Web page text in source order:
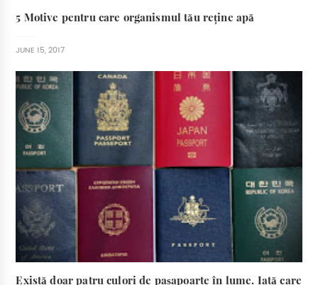
5 Motive pentru care organismul tău reține apă
JUNE 15, 2017
Există doar patru culori de pașapoarte în lume. Iată care